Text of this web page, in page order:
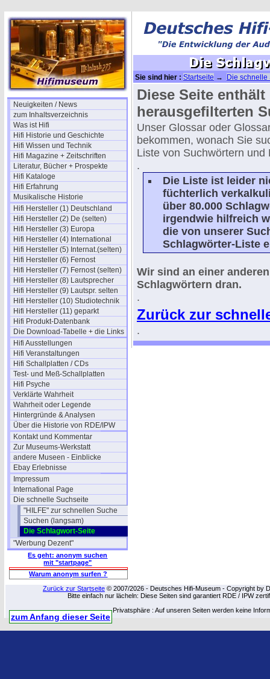
Neuigkeiten / News
zum Inhaltsverzeichnis
Was ist Hifi
Hifi Historie und Geschichte
Hifi Wissen und Technik
Hifi Magazine + Zeitschriften
Literatur, Bücher + Prospekte
Hifi Kataloge
Hifi Erfahrung
Musikalische Historie
Hifi Hersteller (1) Deutschland
Hifi Hersteller (2) De (selten)
Hifi Hersteller (3) Europa
Hifi Hersteller (4) International
Hifi Hersteller (5) Internat.(selten)
Hifi Hersteller (6) Fernost
Hifi Hersteller (7) Fernost (selten)
Hifi Hersteller (8) Lautsprecher
Hifi Hersteller (9) Lautspr. selten
Hifi Hersteller (10) Studiotechnik
Hifi Hersteller (11) geparkt
Hifi Produkt-Datenbank
Die Download-Tabelle + die Links
Hifi Ausstellungen
Hifi Veranstaltungen
Hifi Schallplatten / CDs
Test- und Meß-Schallplatten
Hifi Psyche
Verklärte Wahrheit
Wahrheit oder Legende
Hintergründe & Analysen
Über die Historie von RDE/IPW
Kontakt und Kommentar
Zur Museums-Werkstatt
andere Museen - Einblicke
Ebay Erlebnisse
Impressum
International Page
Die schnelle Suchseite
"HILFE" zur schnellen Suche
Suchen (langsam)
Die Schlagwort-Seite
"Werbung Dezent"
Es geht: anonym suchen
mit "startpage"
Warum anonym surfen ?
Sie sind hier : Startseite → Die schnelle
Diese Seite
herausgefilterten
Unser Glossar oder
bekommen, wonach Sie
Liste von Suchwörtern und
.
Die Liste ist leider
füchterlich
über 80.000
irgendwie hilfreich
die von unserer
Schlagwörter-Liste
Wir sind an einer
Schlagwörtern dran.
.
Zurück zur
.
Zurück zur Startseite © 2007/2026 - Deutsches Hifi-Museum - Copyright by
Bitte einfach nur lächeln: Diese Seiten sind garantiert RDE / IPW
Privatsphäre : Auf unseren Seiten werden keine
zum Anfang dieser Seite